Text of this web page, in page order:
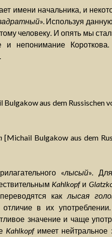
имени начальника, и
». Используя
человеку. И опять мы
и непонимание
aus dem Russischen
[Michail Bulgakow aus dem
«лысый».
Kahlkopfи
каклысая
в их
значение и чаще
Kahlkopfимеет нейтральное